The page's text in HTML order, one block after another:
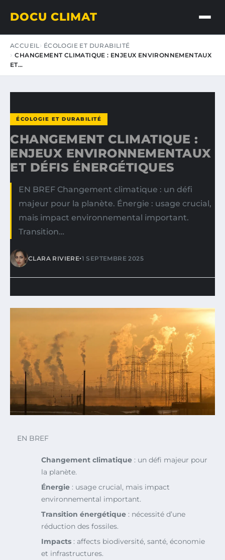
DOCU CLIMAT
ACCUEIL
ÉCOLOGIE ET DURABILITÉ
CHANGEMENT CLIMATIQUE : ENJEUX ENVIRONNEMENTAUX
ET…
ÉCOLOGIE ET DURABILITÉ
CHANGEMENT CLIMATIQUE :
ENJEUX ENVIRONNEMENTAUX
ET DÉFIS ÉNERGÉTIQUES
EN BREF Changement climatique : un défi
majeur pour la planète. Énergie : usage crucial,
mais impact environnemental important.
Transition…
CLARA RIVIERE•1 SEPTEMBRE 2025
EN BREF
Changement climatique : un défi majeur pour
la planète.
Énergie : usage crucial, mais impact
environnemental important.
Transition énergétique : nécessité d’une
réduction des fossiles.
Impacts : affects biodiversité, santé, économie
et infrastructures.